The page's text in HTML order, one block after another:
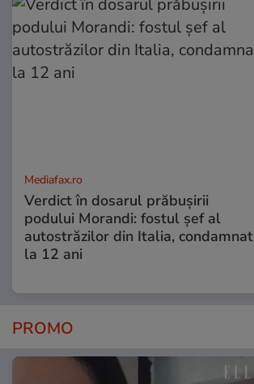
Mediafax.ro
Verdict în dosarul prăbușirii
podului Morandi: fostul șef al
autostrăzilor din Italia, condamnat
la 12 ani
PROMO